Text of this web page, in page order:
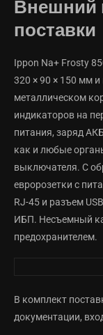
Внешний
поставки
Ippon Na+ Frosty
320 × 90 × 150 мм
металлическом
индикаторов на
питания, заряд
как и любые
выключателя. С
евророзетки с
RJ-45 и разъем
ИБП. Несъемный
предохранителем.
В комплект
документации,